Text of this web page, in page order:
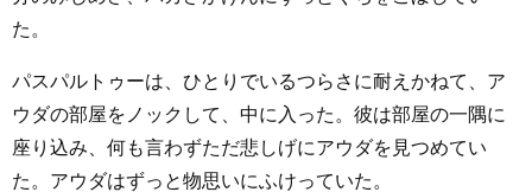
た。
パスパルトゥーは、ひとりでいるつらさに耐えかねて、ア
ウダの部屋をノックして、中に入った。彼は部屋の一隅に
座り込み、何も言わずただ悲しげにアウダを見つめてい
た。アウダはずっと物思いにふけっていた。